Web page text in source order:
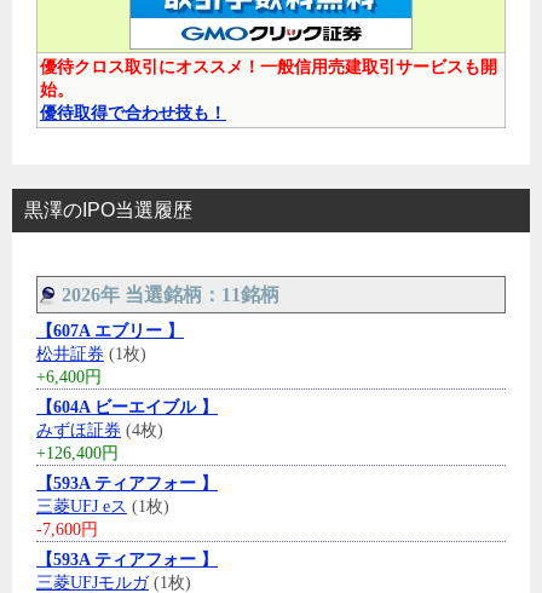
優待クロス取引にオススメ！一般信用売建取引サービスも開
始。
優待取得で合わせ技も！
黒澤のIPO当選履歴
2026年 当選銘柄：11銘柄
【607A エブリー 】
松井証券 (1枚)
+6,400円
【604A ビーエイブル 】
みずほ証券 (4枚)
+126,400円
【593A ティアフォー 】
三菱UFJ eス (1枚)
-7,600円
【593A ティアフォー 】
三菱UFJモルガ(1枚)